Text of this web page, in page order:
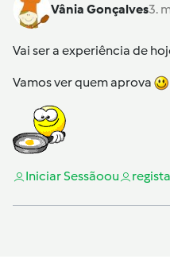
Vânia Gonçalves3.
Vai ser a experiência de
Vamos ver quem aprova
Iniciar Sessãoou